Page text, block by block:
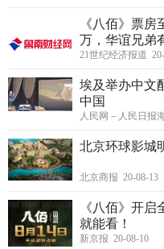
《八佰》票
万，华谊兄弟
21世纪经济报道
埃及举办中文
中国
人民网－人民日报
北京环球影城
北京商报 20-08-13
《八佰》开启
就能看！
新京报 20-08-10